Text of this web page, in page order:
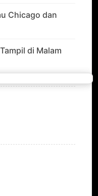
Chicago dan
di Malam